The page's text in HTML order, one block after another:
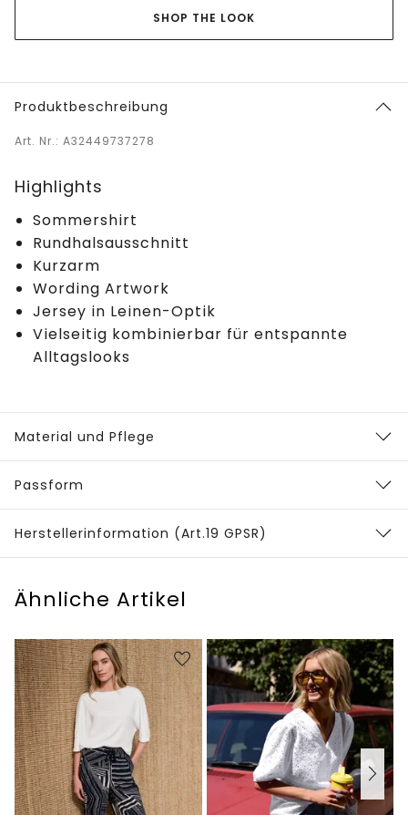
SHOP THE LOOK
Produktbeschreibung
Art. Nr.: A32449737278
Highlights
Sommershirt
Rundhalsausschnitt
Kurzarm
Wording Artwork
Jersey in Leinen-Optik
Vielseitig kombinierbar für entspannte
Alltagslooks
Material und Pflege
Passform
Herstellerinformation (Art.19 GPSR)
Ähnliche Artikel